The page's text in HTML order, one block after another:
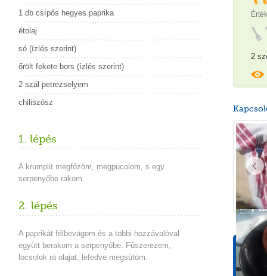
1 db csípős hegyes paprika
étolaj
só (ízlés szerint)
őrölt fekete bors (ízlés szerint)
2 szál petrezselyem
chiliszósz
1. lépés
A krumplit megfőzöm, megpucolom, s egy
serpenyőbe rakom.
2. lépés
A paprikát félbevágom és a többi hozzávalóval
együtt berakom a serpenyőbe. Fűszerezem,
locsolok rá olajat, lefedve megsütöm.
2
1